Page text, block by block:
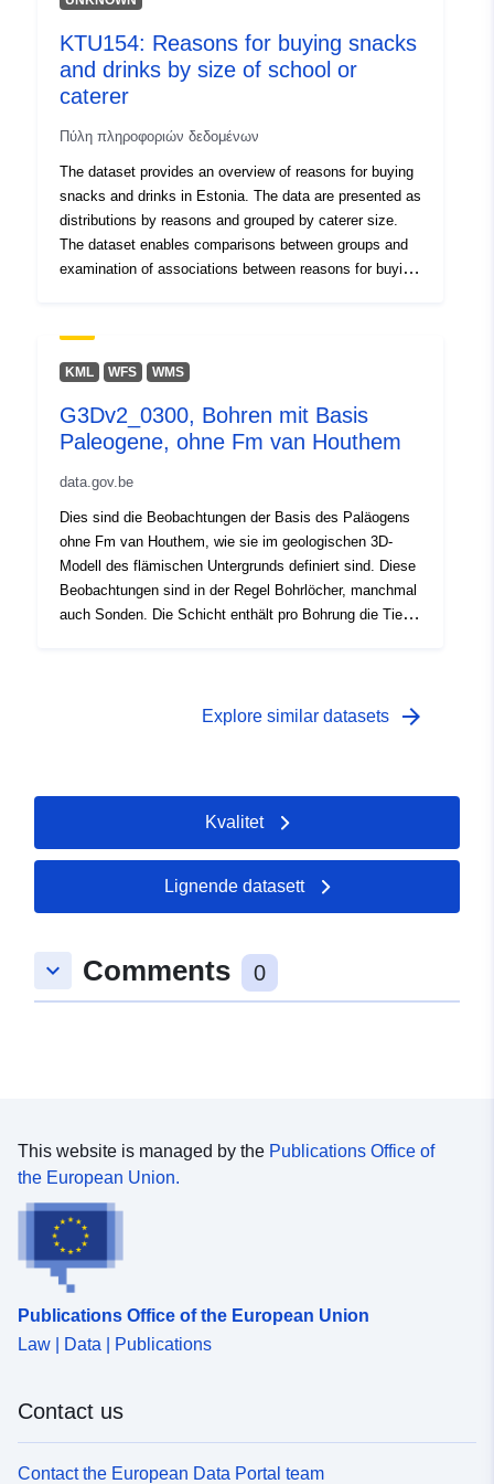
analysiert. Die HCB-Konzentrationen lagen zwischen
0,15 µg/l (Frauen, 20-29 Jahre) und 0,6 µg/l (Frauen, 60-
69 Jahre). Die Untersuchungen zeigten teilweise
Belastungen von Frauen, sowie eine klare
altersabhängige Zunahme der Belastung mit steigendem
Alter.
KTU154: Reasons for buying snacks
and drinks by size of school or
caterer
Πύλη πληροφοριών δεδομένων
The dataset provides an overview of reasons for buying
snacks and drinks in Estonia. The data are presented as
distributions by reasons and grouped by caterer size.
The dataset enables comparisons between groups and
examination of associations between reasons for buying
understanding of school catering arrangements and
students’ eating behaviours and to plan the promotion of
study; National Institute for Health Development
KML WFS WMS
G3Dv2_0300, Bohren mit Basis
Paleogene, ohne Fm van Houthem
data.gov.be
Dies sind die Beobachtungen der Basis des Paläogens
ohne Fm van Houthem, wie sie im geologischen 3D-
Modell des flämischen Untergrunds definiert sind. Diese
Beobachtungen sind in der Regel Bohrlöcher, manchmal
auch Sonden. Die Schicht enthält pro Bohrung die Tiefe
geologische 3D-Modell wurde im Rahmen der
Explore similar datasets arrow_forward
Kvalitet
Lignende datasett
keyboard_arrow_down Comments 0
This website is managed by the Publications Office of
the European Union.
Publications Office of the European Union
Law | Data | Publications
Contact us
Contact the European Data Portal team